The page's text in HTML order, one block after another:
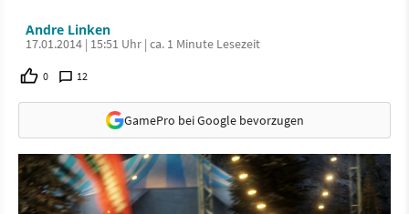
Andre Linken
17.01.2014 | 15:51 Uhr | ca. 1 Minute Lesezeit
0 12
GamePro bei Google bevorzugen